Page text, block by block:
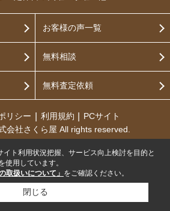
お客様の声一覧
無料相談
無料査定依頼
リシー 利用規約
PCサイト
会社さくら屋 All rights reserved.
ト利用状況把握、サービス向上検討を目的と
使用しています。
取扱いについて」 をご確認ください。
閉じる